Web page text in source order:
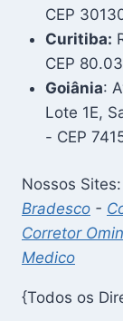
CEP
Curitiba:
CEP
Goiânia:
Lote 1E,
- CEP
Nossos Sites:
Bradesco -
Corretor
Medico
{Todos os